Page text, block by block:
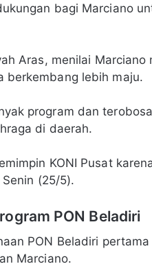
bagi Marciano
Aras, menilai
berkembang lebih maju.
program dan
di daerah.
KONI Pusat
(25/5).
PON Beladiri
PON Beladiri
Marciano.